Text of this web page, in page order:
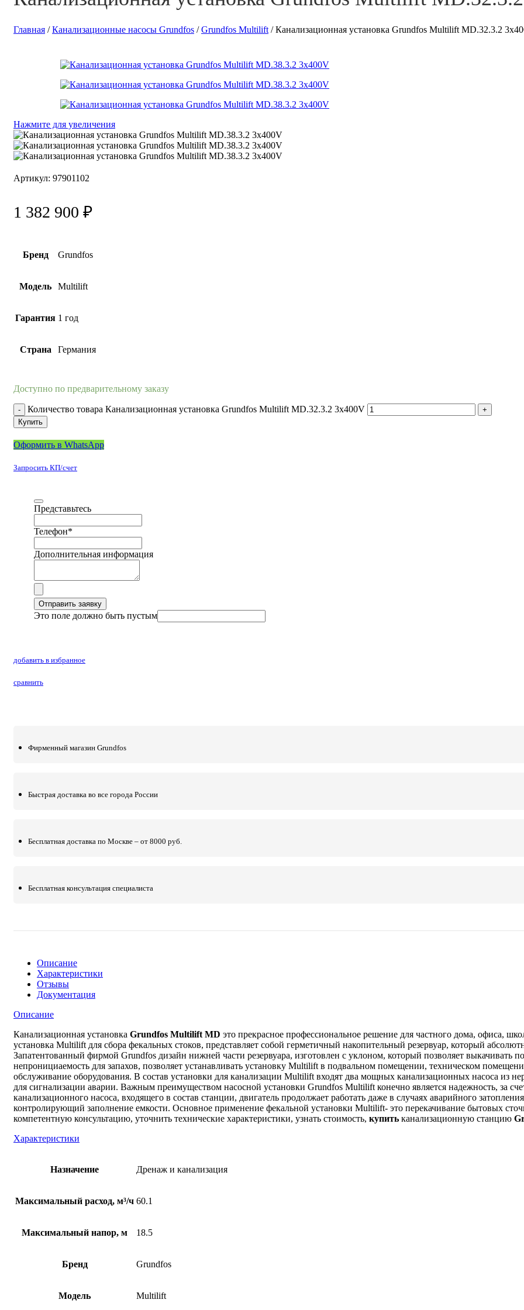
Главная /Канализационные насосы Grundfos /Grundfos Multilift /Канализационная установка Grundfos Multilift MD.32.3.2
Нажмите для увеличения
Артикул: 97901102
1 382 900 ₽
Бренд Grundfos
Модель Multilift
Гарантия 1 год
Страна Германия
Доступно по предварительному заказу
Количество товара Канализационная установка Grundfos Multilift MD.32.3.2 3x400V
Купить
Оформить в WhatsApp
Запросить КП/счет
Представьтесь
Телефон*
Дополнительная информация
Отправить заявку
Это поле должно быть пустым
добавить в избранное
сравнить
Фирменный магазин Grundfos
Быстрая доставка во все города России
Бесплатная доставка по Москве – от 8000 руб.
Бесплатная консультация специалиста
Описание
Характеристики
Отзывы
Документация
Описание
Канализационная установка Grundfos Multilift MD это прекрасное профессиональное решение для частного дома, офиса,
установка Multilift для сбора фекальных стоков, представляет собой герметичный накопительный резервуар, который
Запатентованный фирмой Grundfos дизайн нижней части резервуара, изготовлен с уклоном, который позволяет выкачивать
непронициаемость для запахов, позволяет устанавливать установку Multilift в подвальном помещении, техническом
обслуживание оборудования. В состав установки для канализации Multilift входят два мощных канализационных насоса
для сигнализации аварии. Важным преимуществом насосной установки Grundfos Multilift конечно является надежность, за
канализационного насоса, входящего в состав станции, двигатель продолжает работать даже в случаях аварийного
контролирующий заполнение емкости. Основное применение фекальной установки Multilift- это перекачивание бытовых
компетентную консультацию, уточнить технические характеристики, узнать стоимость, купить канализационную станцию
Характеристики
Назначение Дренаж и канализация
Максимальный расход, м³/ч 60.1
Максимальный напор, м 18.5
Бренд Grundfos
Модель Multilift